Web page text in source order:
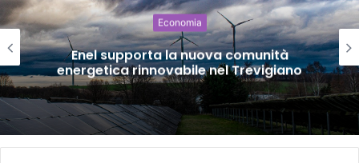
Economia
Enel supporta la nuova comunità
energetica rinnovabile nel Trevigiano